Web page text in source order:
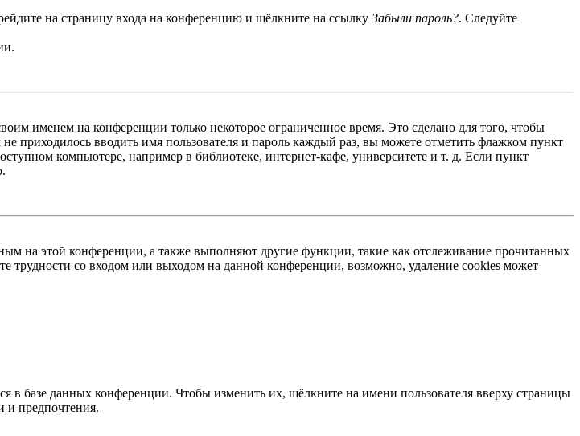
на страницу входа на конференцию и щёлкните на ссылку Забыли пароль?. Следуйте
именем на конференции только некоторое ограниченное время. Это сделано для того, чтобы
приходилось вводить имя пользователя и пароль каждый раз, вы можете отметить флажком пункт
компьютере, например в библиотеке, интернет-кафе, университете и т. д. Если пункт
на этой конференции, а также выполняют другие функции, такие как отслеживание прочитанных
трудности со входом или выходом на данной конференции, возможно, удаление cookies может
в базе данных конференции. Чтобы изменить их, щёлкните на имени пользователя вверху страницы
и предпочтения.